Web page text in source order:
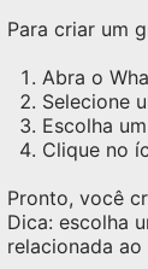
#InglêsParaTI
Para criar um
Abra o
Selecione
Escolha
Clique no
Pronto, você
Dica: escolha
relacionada